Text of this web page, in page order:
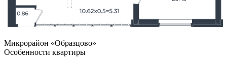
Микрорайон «Образцово»
Особенности квартиры